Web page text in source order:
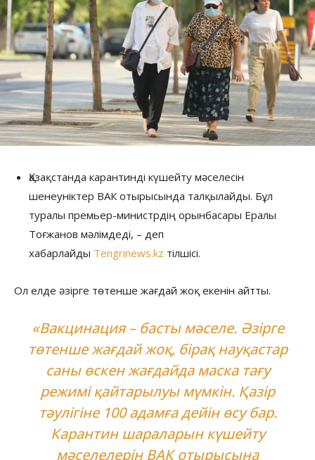
Қазақстанда карантинді күшейту мәселесін
шенеуніктер ВАК отырысында талқылайды. Бұл
туралы премьер-министрдің орынбасары Ералы
Тоғжанов мәлімдеді, – деп
хабарлайды Tengrinews.kz тілшісі.
Ол елде әзірге төтенше жағдай жоқ екенін айтты.
«Вакцинация – басты мәселе. Әзірге
төтенше жағдай жоқ, бірақ науқастар
саны өскен жағдайда маска тағу
режимі қайтарылуы мүмкін. Қазір
тәулігіне 100 адамға дейін өсу бар.
Карантин шараларын күшейту
мәселелерін ВАК отырысына